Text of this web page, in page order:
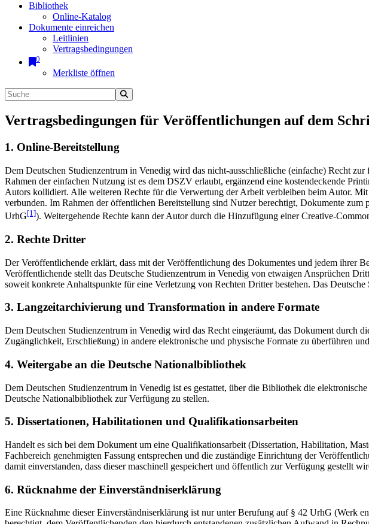
Bibliothek
Online-Katalog
Dokumente einreichen
Leitlinien
Vertragsbedingungen
0
Merkliste öffnen
Vertragsbedingungen für Veröffentlichungen auf dem
1. Online-Bereitstellung
Dem Deutschen Studienzentrum in Venedig wird das nicht-ausschließliche (einfache) Recht
Rahmen der einfachen Nutzung ist es dem DSZV erlaubt, ergänzend eine kostendeckende
Autors kollidiert. Alle weiteren Rechte für die Verwertung der Arbeit verbleiben beim Autor.
verbunden. Im Rahmen der öffentlichen Bereitstellung sind Nutzer berechtigt, Dokumente
UrhG[1]). Weitergehende Rechte kann der Autor durch die Hinzufügung einer Creative-
2. Rechte Dritter
Der Veröffentlichende erklärt, dass mit der Veröffentlichung des Dokumentes und jedem ihrer
Veröffentlichende stellt das Deutsche Studienzentrum in Venedig von etwaigen Ansprüchen
soweit konkrete Anhaltspunkte für eine Verletzung von Rechten Dritter bestehen. Das
3. Langzeitarchivierung und Transformation in andere Formate
Dem Deutschen Studienzentrum in Venedig wird das Recht eingeräumt, das Dokument
Zugänglichkeit, Erschließung) in andere elektronische und physische Formate zu überführen
4. Weitergabe an die Deutsche Nationalbibliothek
Dem Deutschen Studienzentrum in Venedig ist es gestattet, über die Bibliothek die
Deutsche Nationalbibliothek zur Verfügung zu stellen.
5. Dissertationen, Habilitationen und Qualifikationsarbeiten
Handelt es sich bei dem Dokument um eine Qualifikationsarbeit (Dissertation, Habilitation,
Fachbereich genehmigten Fassung entsprechen und die zuständige Einrichtung der
damit einverstanden, dass dieser maschinell gespeichert und öffentlich zur Verfügung gestellt
6. Rücknahme der Einverständniserklärung
Eine Rücknahme dieser Einverständniserklärung ist nur unter Berufung auf § 42 UrhG (Werk